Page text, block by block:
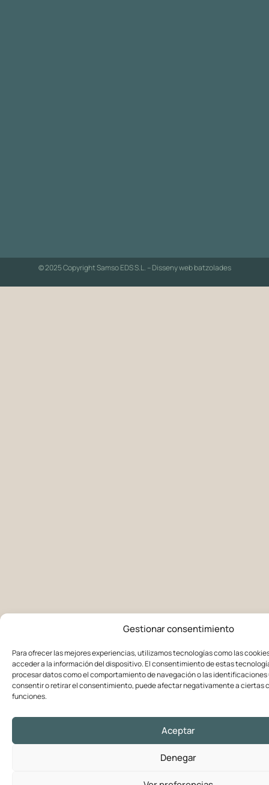
Gestionar consentimiento
Para ofrecer las mejores experiencias, utilizamos tecnologías como las
acceder a la información del dispositivo. El consentimiento de estas
procesar datos como el comportamiento de navegación o las identificaciones
consentir o retirar el consentimiento, puede afectar negativamente a ciertas
funciones.
Aceptar
Denegar
© 2025 Copyright Samso EDS S.L. – Disseny webbatzolades